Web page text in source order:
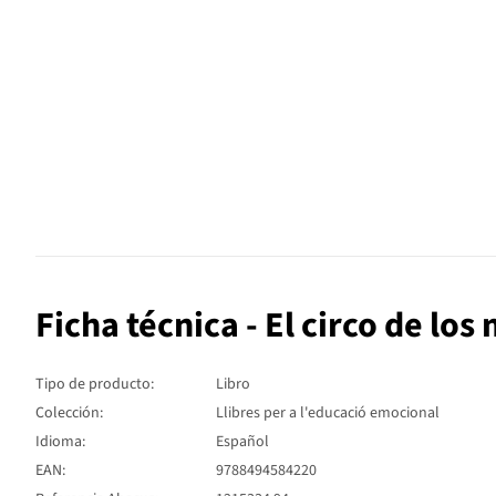
Ficha técnica - El circo de los
Tipo de producto:
Libro
Colección:
Llibres per a l'educació emocional
Idioma:
Español
EAN:
9788494584220